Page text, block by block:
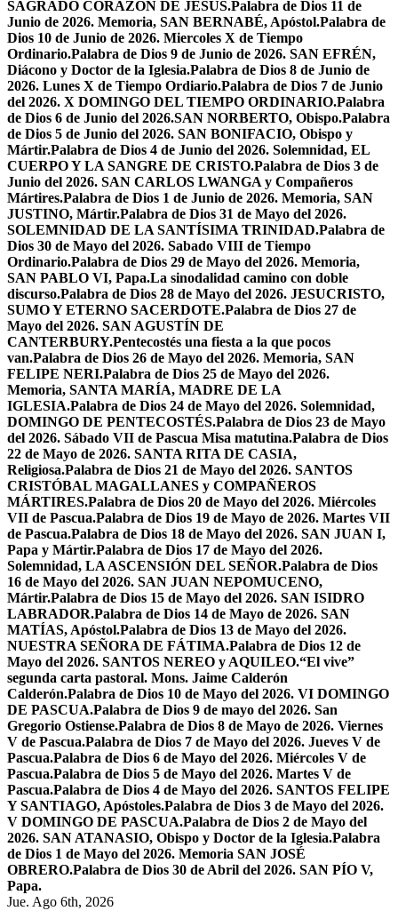
SAGRADO CORAZÓN DE JESÚS.Palabra de Dios 11 de
Junio de 2026. Memoria, SAN BERNABÉ, Apóstol.Palabra de
Dios 10 de Junio de 2026. Miercoles X de Tiempo
Ordinario.Palabra de Dios 9 de Junio de 2026. SAN EFRÉN,
Diácono y Doctor de la Iglesia.Palabra de Dios 8 de Junio de
2026. Lunes X de Tiempo Ordiario.Palabra de Dios 7 de Junio
del 2026. X DOMINGO DEL TIEMPO ORDINARIO.Palabra
de Dios 6 de Junio del 2026.SAN NORBERTO, Obispo.Palabra
de Dios 5 de Junio del 2026. SAN BONIFACIO, Obispo y
Mártir.Palabra de Dios 4 de Junio del 2026. Solemnidad, EL
CUERPO Y LA SANGRE DE CRISTO.Palabra de Dios 3 de
Junio del 2026. SAN CARLOS LWANGA y Compañeros
Mártires.Palabra de Dios 1 de Junio de 2026. Memoria, SAN
JUSTINO, Mártir.Palabra de Dios 31 de Mayo del 2026.
SOLEMNIDAD DE LA SANTÍSIMA TRINIDAD.Palabra de
Dios 30 de Mayo del 2026. Sabado VIII de Tiempo
Ordinario.Palabra de Dios 29 de Mayo del 2026. Memoria,
SAN PABLO VI, Papa.La sinodalidad camino con doble
discurso.Palabra de Dios 28 de Mayo del 2026. JESUCRISTO,
SUMO Y ETERNO SACERDOTE.Palabra de Dios 27 de
Mayo del 2026. SAN AGUSTÍN DE
CANTERBURY.Pentecostés una fiesta a la que pocos
van.Palabra de Dios 26 de Mayo del 2026. Memoria, SAN
FELIPE NERI.Palabra de Dios 25 de Mayo del 2026.
Memoria, SANTA MARÍA, MADRE DE LA
IGLESIA.Palabra de Dios 24 de Mayo del 2026. Solemnidad,
DOMINGO DE PENTECOSTÉS.Palabra de Dios 23 de Mayo
del 2026. Sábado VII de Pascua Misa matutina.Palabra de Dios
22 de Mayo de 2026. SANTA RITA DE CASIA,
Religiosa.Palabra de Dios 21 de Mayo del 2026. SANTOS
CRISTÓBAL MAGALLANES y COMPAÑEROS
MÁRTIRES.Palabra de Dios 20 de Mayo del 2026. Miércoles
VII de Pascua.Palabra de Dios 19 de Mayo de 2026. Martes VII
de Pascua.Palabra de Dios 18 de Mayo del 2026. SAN JUAN I,
Papa y Mártir.Palabra de Dios 17 de Mayo del 2026.
Solemnidad, LA ASCENSIÓN DEL SEÑOR.Palabra de Dios
16 de Mayo del 2026. SAN JUAN NEPOMUCENO,
Mártir.Palabra de Dios 15 de Mayo del 2026. SAN ISIDRO
LABRADOR.Palabra de Dios 14 de Mayo de 2026. SAN
MATÍAS, Apóstol.Palabra de Dios 13 de Mayo del 2026.
NUESTRA SEÑORA DE FÁTIMA.Palabra de Dios 12 de
Mayo del 2026. SANTOS NEREO y AQUILEO.“El vive”
segunda carta pastoral. Mons. Jaime Calderón
Calderón.Palabra de Dios 10 de Mayo del 2026. VI DOMINGO
DE PASCUA.Palabra de Dios 9 de mayo del 2026. San
Gregorio Ostiense.Palabra de Dios 8 de Mayo de 2026. Viernes
V de Pascua.Palabra de Dios 7 de Mayo del 2026. Jueves V de
Pascua.Palabra de Dios 6 de Mayo del 2026. Miércoles V de
Pascua.Palabra de Dios 5 de Mayo del 2026. Martes V de
Pascua.Palabra de Dios 4 de Mayo del 2026. SANTOS FELIPE
Y SANTIAGO, Apóstoles.Palabra de Dios 3 de Mayo del 2026.
V DOMINGO DE PASCUA.Palabra de Dios 2 de Mayo del
2026. SAN ATANASIO, Obispo y Doctor de la Iglesia.Palabra
de Dios 1 de Mayo del 2026. Memoria SAN JOSÉ
OBRERO.Palabra de Dios 30 de Abril del 2026. SAN PÍO V,
Papa.
Jue. Ago 6th, 2026